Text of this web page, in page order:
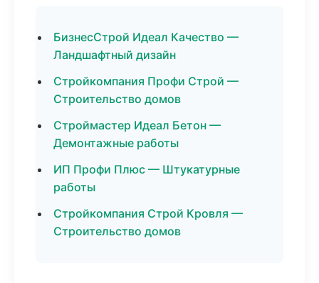
БизнесСтрой Идеал Качество —
Ландшафтный дизайн
Стройкомпания Профи Строй —
Строительство домов
Строймастер Идеал Бетон —
Демонтажные работы
ИП Профи Плюс — Штукатурные
работы
Стройкомпания Строй Кровля —
Строительство домов